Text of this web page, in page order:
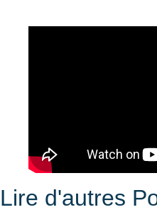
Lire d'autres